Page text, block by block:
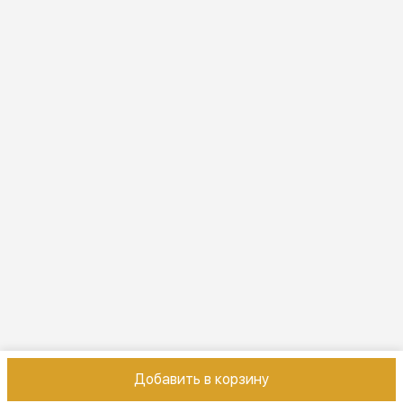
Добавить в корзину
ДоставкаПравила возврата